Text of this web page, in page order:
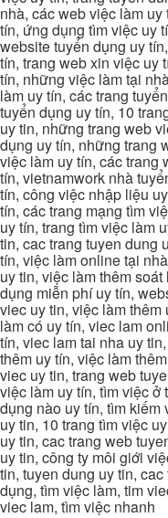
nhà, các web việc làm
tín, ứng dụng tìm việc uy
website tuyển dụng uy
tín, trang web xin việc uy
tín, những việc làm tại
làm uy tín, các trang
tuyển dụng uy tín, 10
uy tin, những trang web
dụng uy tín, những trang
việc làm uy tín, các trang
tín, vietnamwork nhà
tín, công việc nhập liệu
tín, các trang mạng tìm
uy tín, trang tìm việc làm
tin, cac trang tuyen dung
tín, việc làm online tại
uy tin, việc làm thêm
dụng miễn phí uy tín,
viec uy tin, việc làm
làm có uy tín, viec lam
tín, viec lam tai nha uy
thêm uy tín, việc làm
viec uy tin, trang web
việc làm uy tín, tìm việc ở
dụng nào uy tín, tìm kiếm
uy tin, 10 trang tìm việc
uy tin, cac trang web
uy tin, công ty môi giới
tin, tuyen dung uy tin,
dụng, tìm việc làm, tim
viec lam, tìm việc nhanh